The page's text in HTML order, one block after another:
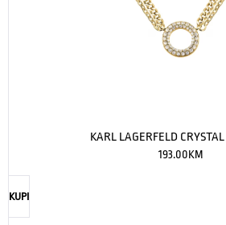
KARL LAGERFELD
193.00KM
KUPI